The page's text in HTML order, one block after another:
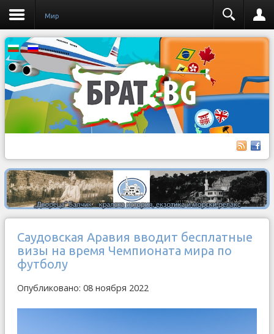
Мир
Саудовская Аравия вводит бесплатные
визы на время Чемпионата мира по
футболу
Опубликовано: 08 ноября 2022